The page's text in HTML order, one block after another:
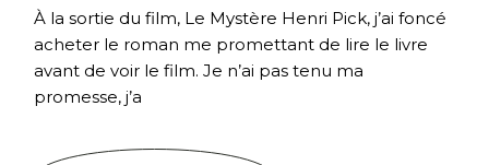
À la sortie du film, Le Mystère Henri Pick, j’ai foncé
acheter le roman me promettant de lire le livre
avant de voir le film. Je n’ai pas tenu ma
promesse, j’a